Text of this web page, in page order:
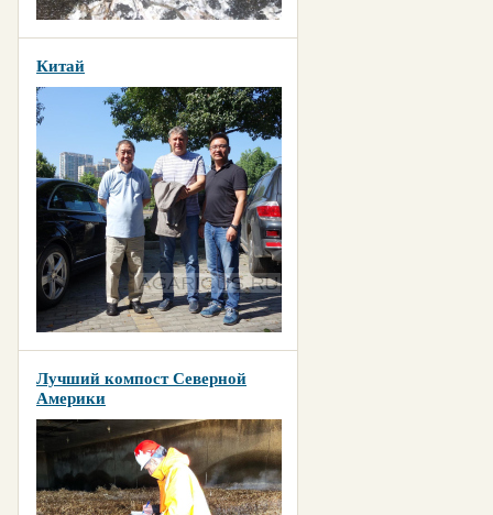
Китай
Лучший компост Северной
Америки